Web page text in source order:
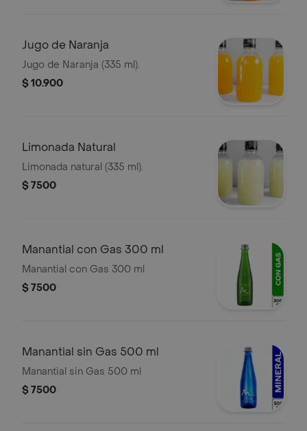
Jugo de Naranja
Jugo de Naranja (335 ml).
$ 10.900
Limonada Natural
Limonada natural (335 ml).
$ 7500
Manantial con Gas 300 ml
Manantial con Gas 300 ml
$ 7500
Manantial sin Gas 500 ml
Manantial sin Gas 500 ml
$ 7500